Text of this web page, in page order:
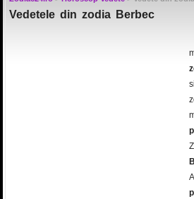
Vedetele din zodia Berbec